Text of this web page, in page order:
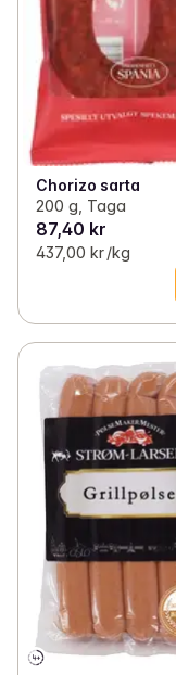
Chorizo sarta
200 g, Taga
87,40 kr
437,00 kr /kg